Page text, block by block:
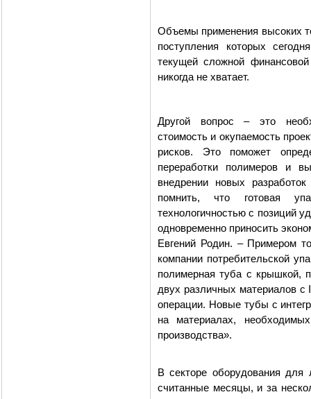
Объемы применения высоких
поступления которых
текущей сложной
никогда не хватает.
Другой вопрос – это
стоимость и окупаемость
рисков. Это поможет
переработки полимеров и
внедрении новых
помнить, что готовая
технологичностью с позиций
одновременно приносить
Евгений Родин. – Примером
компании потребительской
полимерная туба с крышкой,
двух различных материалов с
операции. Новые тубы с
на материалах,
производства».
В секторе оборудования для
считанные месяцы, и за